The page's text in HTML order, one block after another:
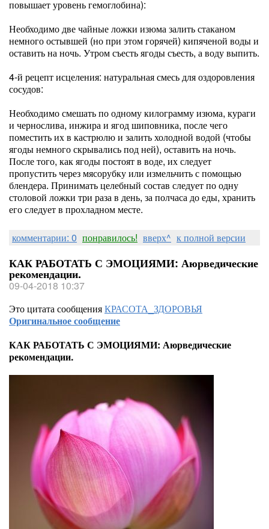
повышает уровень гемоглобина):
Необходимо две чайные ложки изюма залить стаканом
немного остывшей (но при этом горячей) кипяченой воды и
оставить на ночь. Утром съесть ягоды съесть, а воду выпить.
4-й рецепт исцеления: натуральная смесь для оздоровления
сосудов:
Необходимо смешать по одному килограмму изюма, кураги
и чернослива, инжира и ягод шиповника, после чего
поместить их в кастрюлю и залить холодной водой (чтобы
ягоды немного скрывались под ней), оставить на ночь.
После того, как ягоды постоят в воде, их следует
пропустить через мясорубку или измельчить с помощью
блендера. Принимать целебный состав следует по одну
столовой ложки три раза в день, за полчаса до еды, хранить
его следует в прохладном месте.
комментарии: 0 понравилось! вверх^ к полной версии
КАК РАБОТАТЬ С ЭМОЦИЯМИ: Аюрведические
рекомендации.
09-04-2018 10:37
Это цитата сообщенияКРАСОТА_ЗДОРОВЬЯ
Оригинальное сообщение
КАК РАБОТАТЬ С ЭМОЦИЯМИ: Аюрведические
рекомендации.